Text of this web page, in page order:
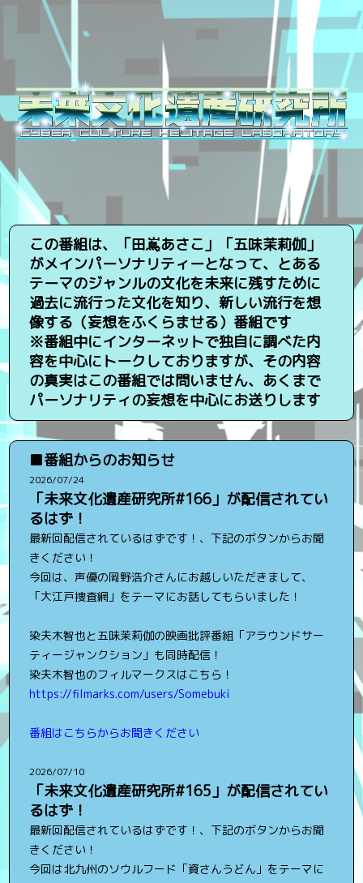
この番組は、「田嶌あさこ」「五味茉莉伽」
がメインパーソナリティーとなって、とある
テーマのジャンルの文化を未来に残すために
過去に流行った文化を知り、新しい流行を想
像する（妄想をふくらませる）番組です
※番組中にインターネットで独自に調べた内
容を中心にトークしておりますが、その内容
の真実はこの番組では問いません、あくまで
パーソナリティの妄想を中心にお送りします
■番組からのお知らせ
2026/07/24
「未来文化遺産研究所#166」が配信されてい
るはず！
最新回配信されているはずです！、下記のボタンからお聞
きください！
今回は、声優の岡野浩介さんにお越しいただきまして、
「大江戸捜査網」をテーマにお話してもらいました！
染夫木智也と五味茉莉伽の映画批評番組「アラウンドサー
ティージャンクション」も同時配信！
染夫木智也のフィルマークスはこちら！
https://filmarks.com/users/Somebuki
番組はこちらからお聞きください
2026/07/10
「未来文化遺産研究所#165」が配信されてい
るはず！
最新回配信されているはずです！、下記のボタンからお聞
きください！
今回は北九州のソウルフード「資さんうどん」をテーマに